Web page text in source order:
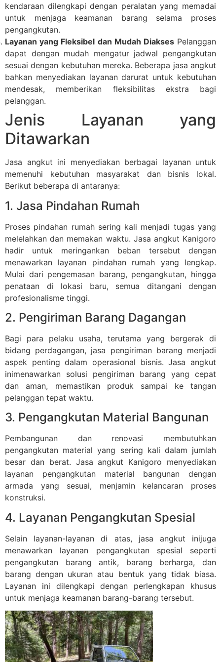
kendaraan dilengkapi dengan peralatan yang memadai
untuk menjaga keamanan barang selama proses
pengangkutan.
Layanan yang Fleksibel dan Mudah DiaksesPelanggan
dapat dengan mudah mengatur jadwal pengangkutan
sesuai dengan kebutuhan mereka. Beberapa jasa angkut
bahkan menyediakan layanan darurat untuk kebutuhan
mendesak, memberikan fleksibilitas ekstra bagi
pelanggan.
Jenis Layanan yang
Ditawarkan
Jasa angkut ini menyediakan berbagai layanan untuk
memenuhi kebutuhan masyarakat dan bisnis lokal.
Berikut beberapa di antaranya:
1. Jasa Pindahan Rumah
Proses pindahan rumah sering kali menjadi tugas yang
melelahkan dan memakan waktu. Jasa angkut Kanigoro
hadir untuk meringankan beban tersebut dengan
menawarkan layanan pindahan rumah yang lengkap.
Mulai dari pengemasan barang, pengangkutan, hingga
penataan di lokasi baru, semua ditangani dengan
profesionalisme tinggi.
2. Pengiriman Barang Dagangan
Bagi para pelaku usaha, terutama yang bergerak di
bidang perdagangan, jasa pengiriman barang menjadi
aspek penting dalam operasional bisnis. Jasa angkut
inimenawarkan solusi pengiriman barang yang cepat
dan aman, memastikan produk sampai ke tangan
pelanggan tepat waktu.
3. Pengangkutan Material Bangunan
Pembangunan dan renovasi membutuhkan
pengangkutan material yang sering kali dalam jumlah
besar dan berat. Jasa angkut Kanigoro menyediakan
layanan pengangkutan material bangunan dengan
armada yang sesuai, menjamin kelancaran proses
konstruksi.
4. Layanan Pengangkutan Spesial
Selain layanan-layanan di atas, jasa angkut inijuga
menawarkan layanan pengangkutan spesial seperti
pengangkutan barang antik, barang berharga, dan
barang dengan ukuran atau bentuk yang tidak biasa.
Layanan ini dilengkapi dengan perlengkapan khusus
untuk menjaga keamanan barang-barang tersebut.